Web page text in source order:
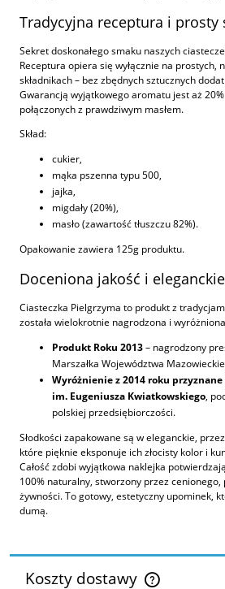
Tradycyjna receptura i prosty
Sekret doskonałego smaku naszych
Receptura opiera się wyłącznie na prostych,
składnikach – bez zbędnych sztucznych
Gwarancją wyjątkowego aromatu jest aż
połączonych z prawdziwym masłem.
Skład:
cukier,
mąka pszenna typu 500,
jajka,
migdały (20%),
masło (zawartość tłuszczu 82%).
Opakowanie zawiera 125g produktu.
Doceniona jakość i
Ciasteczka Pielgrzyma to produkt z
została wielokrotnie nagrodzona i
Produkt Roku 2013– nagrodzony
Marszałka Województwa
Wyróżnienie z 2014 roku
im. Eugeniusza Kwiatkowskiego,
polskiej przedsiębiorczości.
Słodkości zapakowane są w eleganckie,
które pięknie eksponuje ich złocisty kolor i
Całość zdobi wyjątkowa naklejka
100% naturalny, stworzony przez
żywności. To gotowy, estetyczny upominek,
dumą.
Koszty dostawy